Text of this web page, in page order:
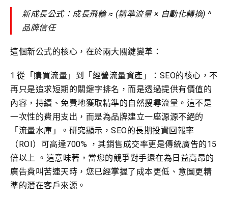
新成長公式：成長飛輪 ≈ (精準流量 × 自動化轉換) ^
品牌信任
這個新公式的核心，在於兩大關鍵變革：
1.從「購買流量」到「經營流量資產」：SEO的核心，不
再只是追求短期的關鍵字排名，而是透過提供有價值的
內容，持續、免費地獲取精準的自然搜尋流量。這不是
一次性的費用支出，而是為品牌建立一座源源不絕的
「流量水庫」。研究顯示，SEO的長期投資回報率
（ROI）可高達700% ，其銷售成交率更是傳統廣告的15
倍以上 。這意味著，當您的競爭對手還在為日益高昂的
廣告費叫苦連天時，您已經掌握了成本更低、意圖更精
準的潛在客戶來源。